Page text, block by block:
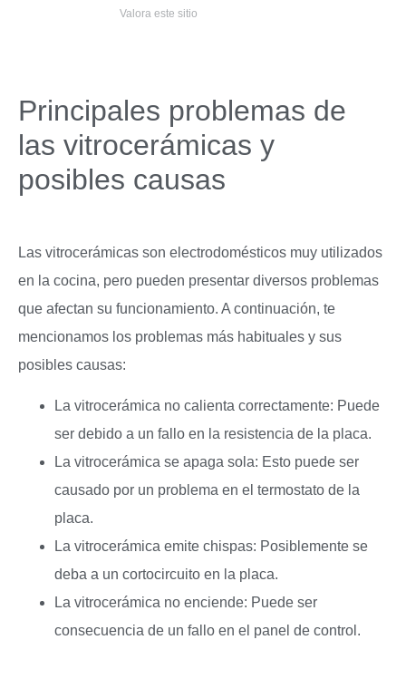
Valora este sitio
Principales problemas de
las vitrocerámicas y
posibles causas
Las vitrocerámicas son electrodomésticos muy utilizados
en la cocina, pero pueden presentar diversos problemas
que afectan su funcionamiento. A continuación, te
mencionamos los problemas más habituales y sus
posibles causas:
La vitrocerámica no calienta correctamente: Puede
ser debido a un fallo en la resistencia de la placa.
La vitrocerámica se apaga sola: Esto puede ser
causado por un problema en el termostato de la
placa.
La vitrocerámica emite chispas: Posiblemente se
deba a un cortocircuito en la placa.
La vitrocerámica no enciende: Puede ser
consecuencia de un fallo en el panel de control.